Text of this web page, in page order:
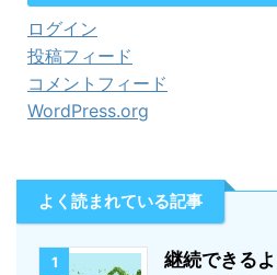
ログイン
投稿フィード
コメントフィード
WordPress.org
よく読まれている記事
1
継続できる